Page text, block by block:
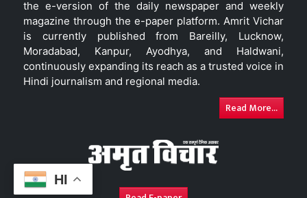
HI
the e-version of the daily newspaper and weekly
magazine through the e-paper platform. Amrit Vichar
is currently published from Bareilly, Lucknow,
Moradabad, Kanpur, Ayodhya, and Haldwani,
continuously expanding its reach as a trusted voice in
Hindi journalism and regional media.
Read More...